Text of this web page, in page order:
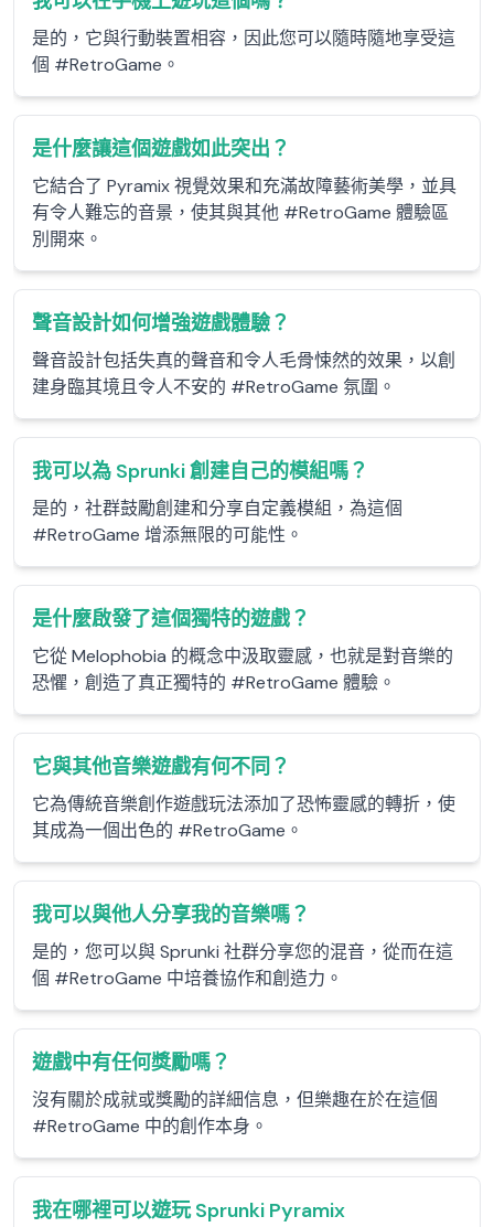
是的，它與行動裝置相容，因此您可以隨時隨地享受這
個 #RetroGame。
是什麼讓這個遊戲如此突出？
它結合了 Pyramix 視覺效果和充滿故障藝術美學，並具
有令人難忘的音景，使其與其他 #RetroGame 體驗區
別開來。
聲音設計如何增強遊戲體驗？
聲音設計包括失真的聲音和令人毛骨悚然的效果，以創
建身臨其境且令人不安的 #RetroGame 氛圍。
我可以為 Sprunki 創建自己的模組嗎？
是的，社群鼓勵創建和分享自定義模組，為這個
#RetroGame 增添無限的可能性。
是什麼啟發了這個獨特的遊戲？
它從 Melophobia 的概念中汲取靈感，也就是對音樂的
恐懼，創造了真正獨特的 #RetroGame 體驗。
它與其他音樂遊戲有何不同？
它為傳統音樂創作遊戲玩法添加了恐怖靈感的轉折，使
其成為一個出色的 #RetroGame。
我可以與他人分享我的音樂嗎？
是的，您可以與 Sprunki 社群分享您的混音，從而在這
個 #RetroGame 中培養協作和創造力。
遊戲中有任何獎勵嗎？
沒有關於成就或獎勵的詳細信息，但樂趣在於在這個
#RetroGame 中的創作本身。
我在哪裡可以遊玩 Sprunki Pyramix